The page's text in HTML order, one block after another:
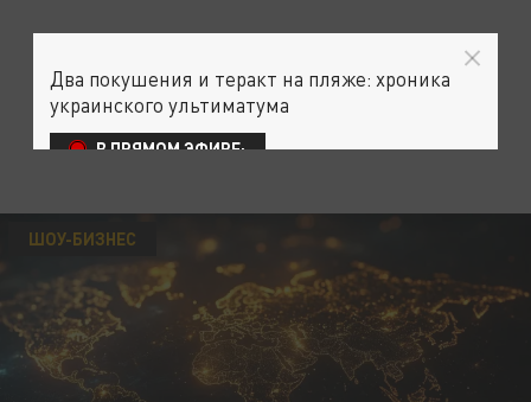
ШОУ-БИЗНЕС
Два покушения и теракт на пляже: хроника
украинского ультиматума
В ПРЯМОМ ЭФИРЕ: